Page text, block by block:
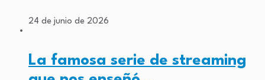
24 de junio de 2026
La famosa serie de streaming